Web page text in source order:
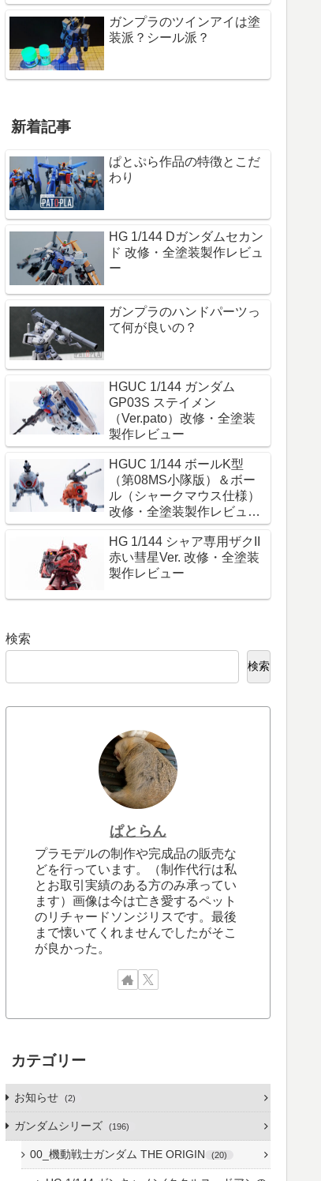
ガンプラのツインアイは塗
装派？シール派？
新着記事
ぱとぷら作品の特徴とこだ
わり
HG 1/144 Dガンダムセカン
ド 改修・全塗装製作レビュ
ー
ガンプラのハンドパーツっ
て何が良いの？
HGUC 1/144 ガンダム
GP03S ステイメン
（Ver.pato）改修・全塗装
製作レビュー
HGUC 1/144 ボールK型
（第08MS小隊版）＆ボー
ル（シャークマウス仕様）
改修・全塗装製作レビュー
『必ず生きて帰れ！これは
命令だ！』
HG 1/144 シャア専用ザクII
赤い彗星Ver. 改修・全塗装
製作レビュー
検索
検索
ぱとらん
プラモデルの制作や完成品の販売な
どを行っています。（制作代行は私
とお取引実績のある方のみ承ってい
ます）画像は今は亡き愛するペット
のリチャードソンジリスです。最後
まで懐いてくれませんでしたがそこ
が良かった。
カテゴリー
お知らせ 2
ガンダムシリーズ 196
00_機動戦士ガンダム THE ORIGIN 20